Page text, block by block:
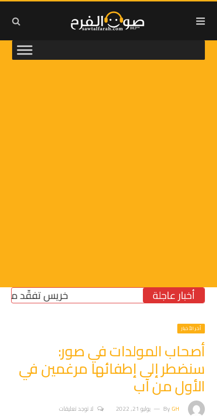
أخبار عاجلة خريس تفقّد مركز
أخر الأخبار
أصحاب المولدات في صور:
سنضطر إلى إطفائها مرغمين في
الأول من آب
ByGH يوليو 21, 2022 لا توجد تعليقات